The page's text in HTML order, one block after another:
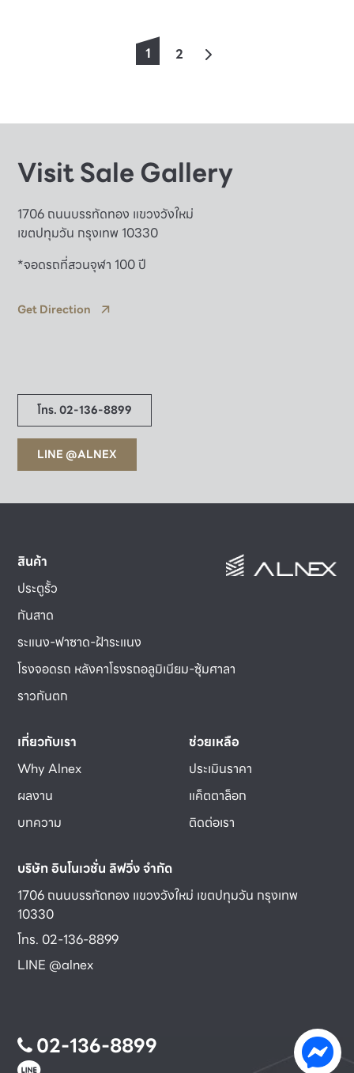
1 2
Visit Sale Gallery
1706 ถนนบรรทัดทอง แขวงวังใหม่
เขตปทุมวัน กรุงเทพ 10330
*จอดรถที่สวนจุฬา 100 ปี
Get Direction
โทร. 02-136-8899
LINE @ALNEX
สินค้า
ประตูรั้ว
กันสาด
ระแนง-ฟาซาด-ฝ้าระแนง
โรงจอดรถ หลังคาโรงรถอลูมิเนียม-ซุ้มศาลา
ราวกันตก
เกี่ยวกับเรา
Why Alnex
ผลงาน
บทความ
ช่วยเหลือ
ประเมินราคา
แค็ตตาล็อก
ติดต่อเรา
บริษัท อินโนเวชั่น ลิฟวิ่ง จำกัด
1706 ถนนบรรทัดทอง แขวงวังใหม่ เขตปทุมวัน กรุงเทพ
10330
โทร. 02-136-8899
LINE @alnex
02-136-8899